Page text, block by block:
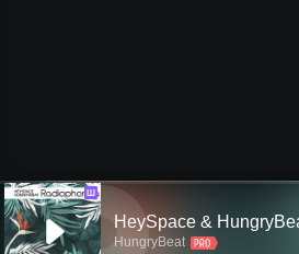
Ш
HeySpace &
HungryBeat